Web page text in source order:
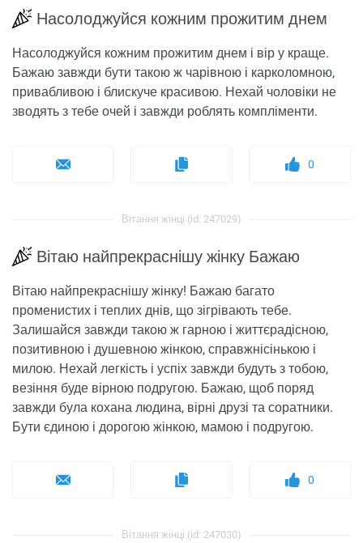
Насолоджуйся кожним прожитим днем
Насолоджуйся кожним прожитим днем ​​і вір у краще.
Бажаю завжди бути такою ж чарівною і карколомною,
привабливою і блискуче красивою. Нехай чоловіки не
зводять з тебе очей і завжди роблять компліменти.
0
Вітання жінці (id: 247029)
Вітаю найпрекраснішу жінку Бажаю
Вітаю найпрекраснішу жінку! Бажаю багато
променистих і теплих днів, що зігрівають тебе.
Залишайся завжди такою ж гарною і життєрадісною,
позитивною і душевною жінкою, справжнісінькою і
милою. Нехай легкість і успіх завжди будуть з тобою,
везіння буде вірною подругою. Бажаю, щоб поряд
завжди була кохана людина, вірні друзі та соратники.
Бути єдиною і дорогою жінкою, мамою і подругою.
0
Вітання жінці (id: 247030)